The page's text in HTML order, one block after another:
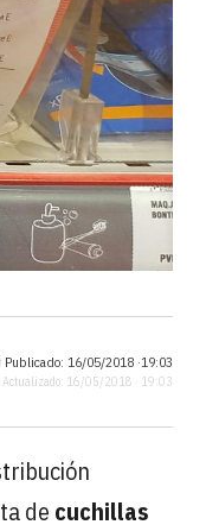
Publicado: 16/05/2018 ·19:03
Actualizado: 16/05/2018 · 19:03
de cuchillas